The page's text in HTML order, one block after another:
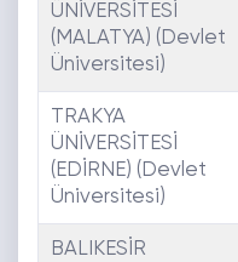
ÜNİVERSİTESİ
(MALATYA) (Devlet
Üniversitesi)
TRAKYA
ÜNİVERSİTESİ
(EDİRNE) (Devlet
Üniversitesi)
BALIKESİR